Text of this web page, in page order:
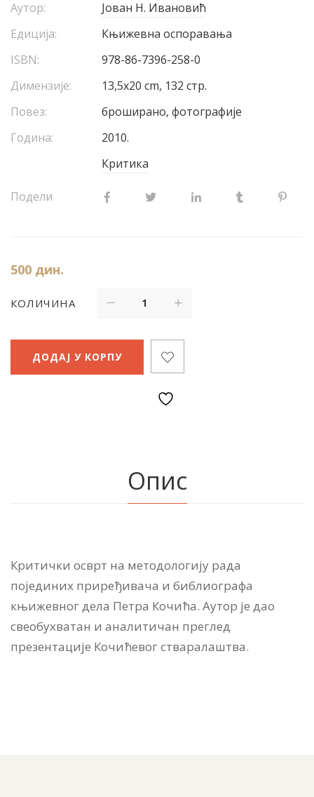
Аутор:
Јован Н. Ивановић
Едиција:
Књижевна оспоравања
ISBN:
978-86-7396-258-0
Димензије:
13,5х20 cm, 132 стр.
Повез:
броширано, фотографије
Година:
2010.
Критика
Подели
500 дин.
КОЛИЧИНА
ДОДАЈ У КОРПУ
Опис
Критички осврт на методологију рада
појединих приређивача и библиографа
књижевног дела Петра Кочића. Аутор је дао
свеобухватан и аналитичан преглед
презентације Кочићевог стваралаштва.